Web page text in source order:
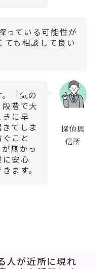
っている可能性が
ても相談して良い
探偵興
信所
「気の
階で大
に早
てしま
こと
無かっ
安心
ます。
人が近所に現れ